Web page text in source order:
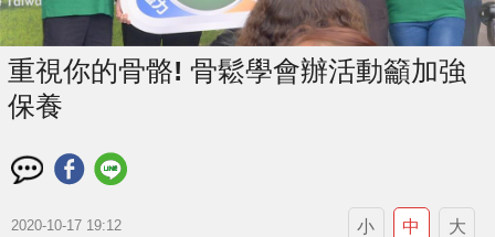
重視你的骨骼! 骨鬆學會辦活動籲加強
保養
2020-10-17 19:12 小 中 大